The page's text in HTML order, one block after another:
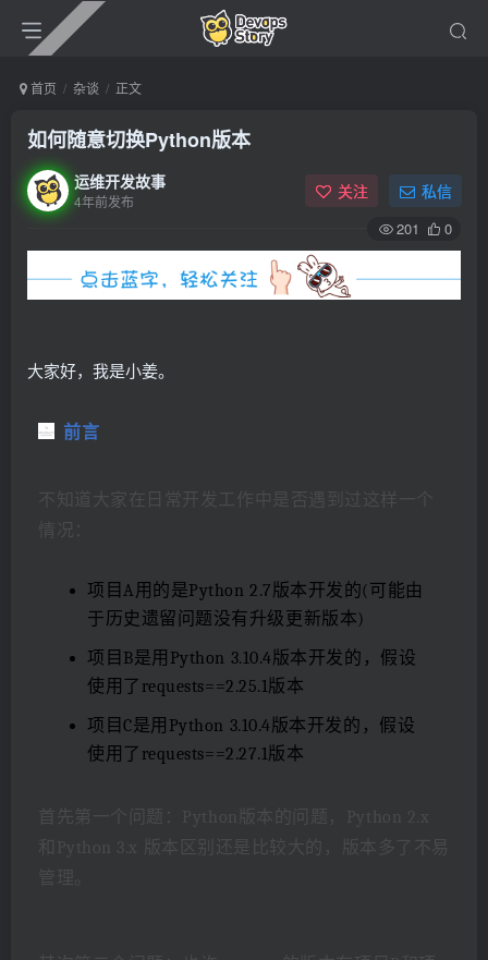
首页 杂谈 正文
如何随意切换Python版本
运维开发故事
4年前发布 关注 私信
201 0
大家好，我是小姜。
前言
不知道大家在日常开发工作中是否遇到过这样一个
情况：
项目A用的是Python 2.7版本开发的(可能由
于历史遗留问题没有升级更新版本)
项目B是用Python 3.10.4版本开发的，假设
使用了requests==2.25.1版本
项目C是用Python 3.10.4版本开发的，假设
使用了requests==2.27.1版本
首先第一个问题：Python版本的问题，Python 2.x
和Python 3.x 版本区别还是比较大的，版本多了不易
管理。